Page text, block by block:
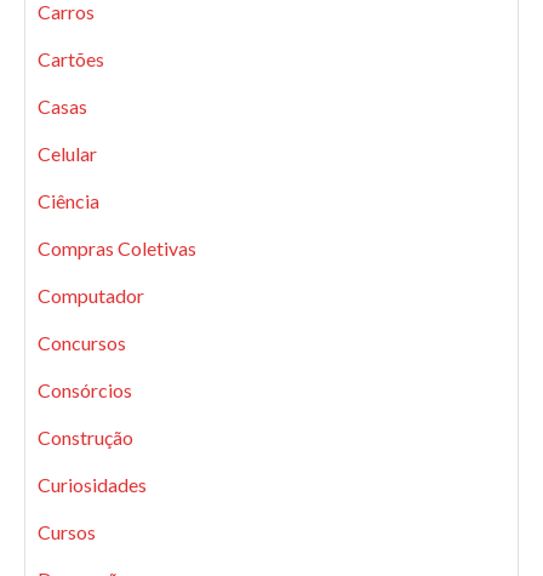
Carros
Cartões
Casas
Celular
Ciência
Compras Coletivas
Computador
Concursos
Consórcios
Construção
Curiosidades
Cursos